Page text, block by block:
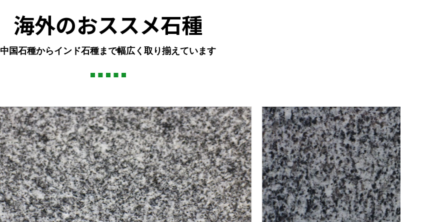
海外のおススメ石種
中国石種からインド石種まで幅広く取り揃えています